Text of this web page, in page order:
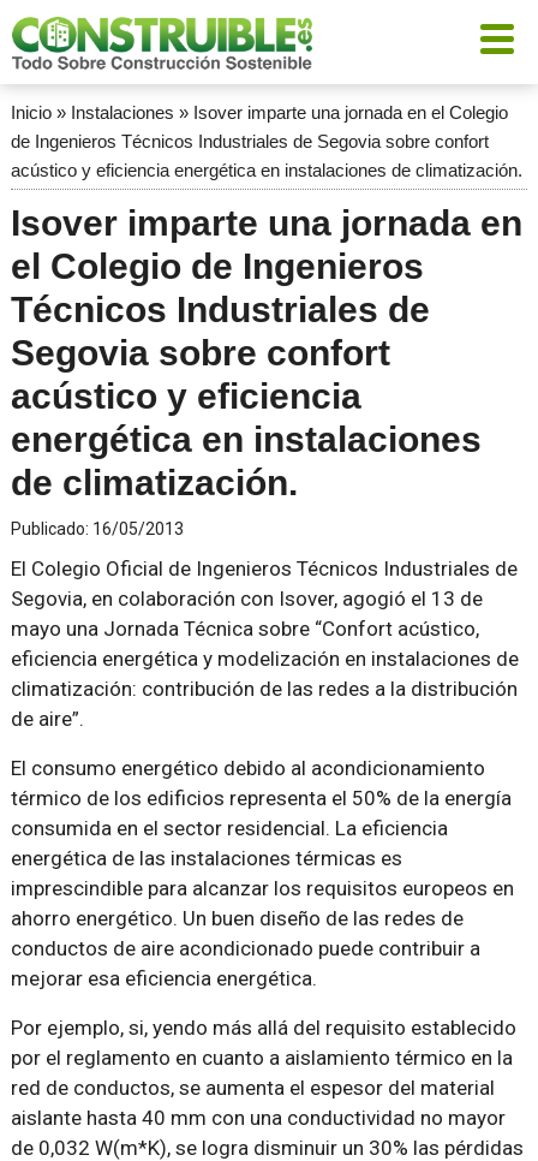
Inicio» Instalaciones » Isover imparte una jornada en el Colegio
de Ingenieros Técnicos Industriales de Segovia sobre confort
acústico y eficiencia energética en instalaciones de climatización.
Isover imparte una jornada en
el Colegio de Ingenieros
Técnicos Industriales de
Segovia sobre confort
acústico y eficiencia
energética en instalaciones
de climatización.
Publicado: 16/05/2013
El Colegio Oficial de Ingenieros Técnicos Industriales de
Segovia, en colaboración con Isover, agogió el 13 de
mayo una Jornada Técnica sobre “Confort acústico,
eficiencia energética y modelización en instalaciones de
climatización: contribución de las redes a la distribución
de aire”.
El consumo energético debido al acondicionamiento
térmico de los edificios representa el 50% de la energía
consumida en el sector residencial. La eficiencia
energética de las instalaciones térmicas es
imprescindible para alcanzar los requisitos europeos en
ahorro energético. Un buen diseño de las redes de
conductos de aire acondicionado puede contribuir a
mejorar esa eficiencia energética.
Por ejemplo, si, yendo más allá del requisito establecido
por el reglamento en cuanto a aislamiento térmico en la
red de conductos, se aumenta el espesor del material
aislante hasta 40 mm con una conductividad no mayor
de 0,032 W(m*K), se logra disminuir un 30% las pérdidas